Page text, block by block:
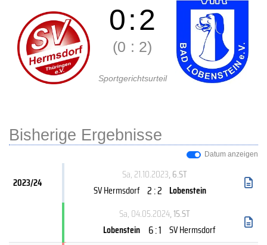
0:2
(0 : 2)
Sportgerichtsurteil
Bisherige Ergebnisse
Datum anzeigen
2023/24
Sa, 21.10.2023, 6.ST
SV Hermsdorf 2 : 2 Lobenstein
Sa, 04.05.2024, 15.ST
Lobenstein 6 : 1 SV Hermsdorf